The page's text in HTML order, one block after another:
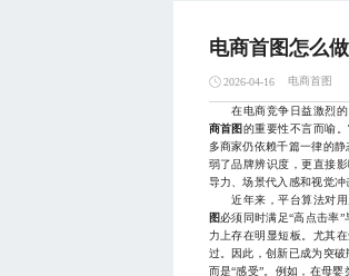
电商首图怎么
2026-04-16 电商首图
在电商竞争日益激烈的
商首图的重要性不言而喻
多商家仍依赖千篇一律的
弱了品牌辨识度，更直接
导力、场景代入感和视觉
近年来，平台算法对用
图必须同时满足“高点击率
力上存在明显短板。尤其
过。因此，创新已成为突
而是“感受”。例如，在母